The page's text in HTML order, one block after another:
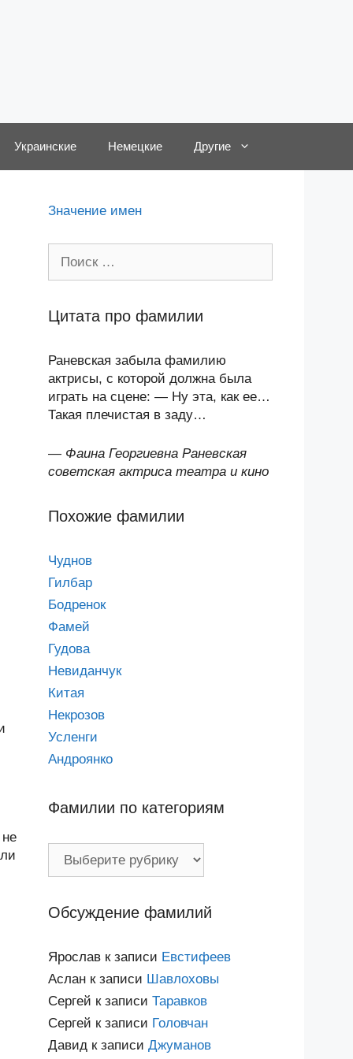
Украинские Немецкие Другие
Значение имен
Цитата про фамилии
Раневская забыла фамилию
актрисы, с которой должна была
играть на сцене: — Ну эта, как ее…
Такая плечистая в заду…
— Фаина Георгиевна Раневская
советская актриса театра и кино
Похожие фамилии
Чуднов
Гилбар
Бодренок
Фамей
Гудова
Невиданчук
Китая
Некрозов
Усленги
Андроянко
Фамилии по категориям
Обсуждение фамилий
Ярослав к записи Евстифеев
Аслан к записи Шавлоховы
Сергей к записи Таравков
Сергей к записи Головчан
Давид к записи Джуманов